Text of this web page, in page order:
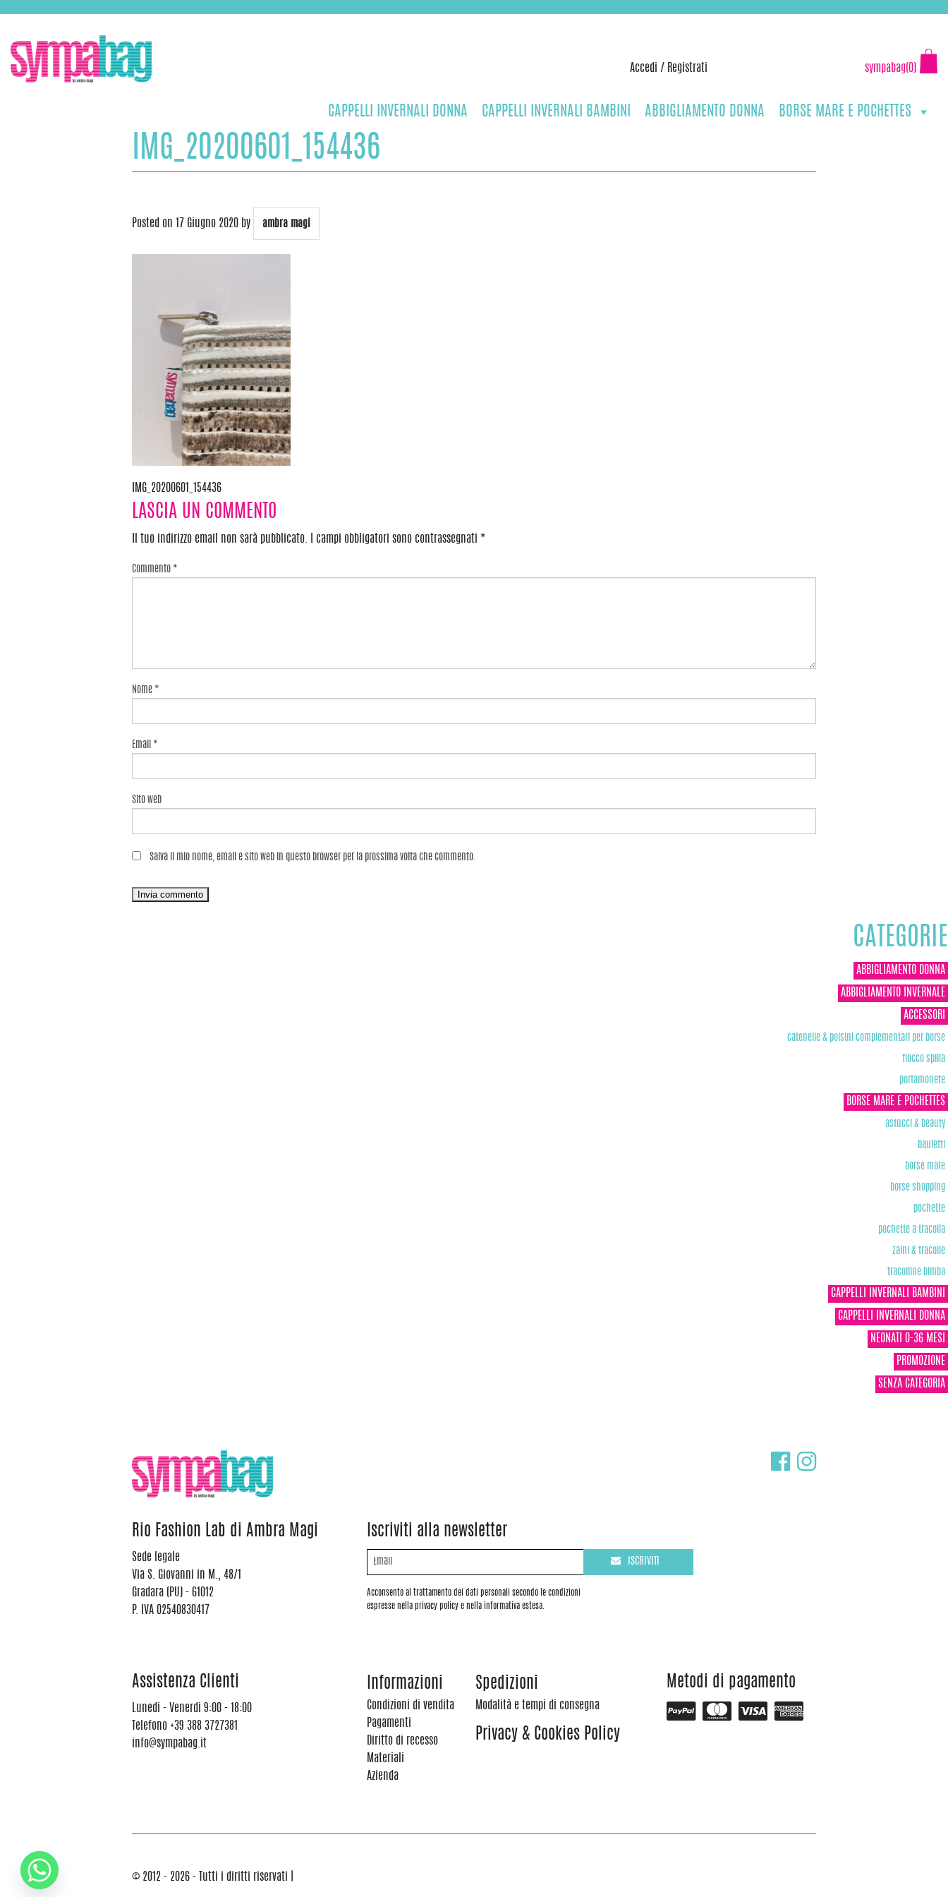
content
Accedi / Registrati sympabag(0)
CAPPELLI INVERNALI DONNA CAPPELLI INVERNALI BAMBINI ABBIGLIAMENTO DONNA BORSE MARE E POCHETTES
IMG_20200601_154436
Posted on 17 Giugno 2020 by ambra magi
Navigazione
articoli
IMG_20200601_154436
LASCIA UN COMMENTO
Il tuo indirizzo email non sarà pubblicato. I campi obbligatori sono contrassegnati *
Commento *
Nome *
Email *
Sito web
Salva il mio nome, email e sito web in questo browser per la prossima volta che commento.
CATEGORIE
ABBIGLIAMENTO DONNA
ABBIGLIAMENTO INVERNALE
ACCESSORI
catenelle & polsini complementari per borse
fiocco spilla
portamonete
BORSE MARE E POCHETTES
astucci & beauty
bauletti
borse mare
borse shopping
pochette
pochette a tracolla
zaini & tracolle
tracolline bimba
CAPPELLI INVERNALI BAMBINI
CAPPELLI INVERNALI DONNA
NEONATI 0-36 MESI
PROMOZIONE
SENZA CATEGORIA
Rio Fashion Lab di Ambra Magi
Sede legale
Via S. Giovanni in M., 48/1
Gradara (PU) - 61012
P. IVA 02540830417
Iscriviti alla newsletter
Acconsento al trattamento dei dati personali secondo le condizioni
espresse nella privacy policy e nella informativa estesa.
ISCRIVITI
Assistenza Clienti
Lunedi - Venerdi 9:00 - 18:00
Telefono +39 388 3727381
info@sympabag.it
Informazioni
Condizioni di vendita
Pagamenti
Diritto di recesso
Materiali
Azienda
Spedizioni
Modalità e tempi di consegna
Privacy & Cookies Policy
Metodi di pagamento
© 2012 - 2026 - Tutti i diritti riservati |